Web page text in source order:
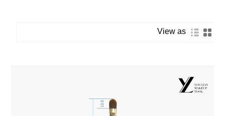
View as